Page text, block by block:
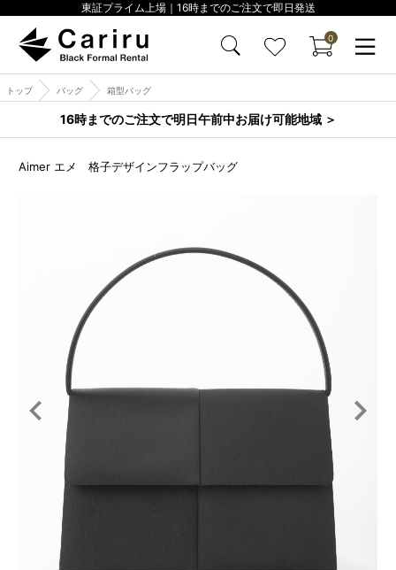
東証プライム上場｜16時までのご注文で即日発送
0
トップ バッグ 箱型バッグ
16時までのご注文で明日午前中お届け可能地域 ＞
Aimer エメ 格子デザインフラップバッグ